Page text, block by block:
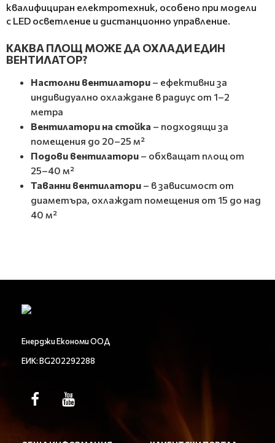
квалифициран електротехник, особено при модели
с LED осветление и дистанционно управление.
КАКВА ПЛОЩ МОЖЕ ДА ОХЛАДИ ЕДИН
ВЕНТИЛАТОР?
Настолни вентилатори – ефективни за
индивидуално охлаждане в радиус от 1–2
метра
Вентилатори на стойка – подходящи за
помещения до 20–25 м²
Подови вентилатори – обхващат площ от
25–40 м²
Таванни вентилатори – в зависимост от
диаметъра, охлаждат помещения от 15 до над
40 м²
Енерджи Економи ООД
ЕИК: BG202292288